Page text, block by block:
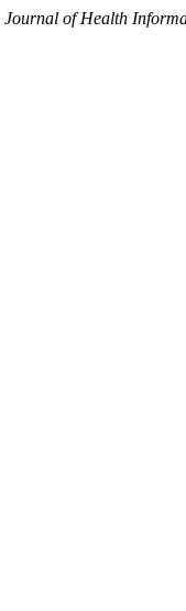
Journal of Health